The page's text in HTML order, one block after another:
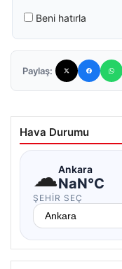
Beni hatırla
Paylaş:
Hava Durumu
☁Ankara
NaN°C
ŞEHIR SEÇ